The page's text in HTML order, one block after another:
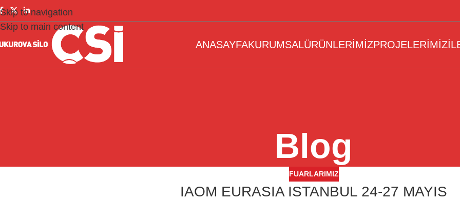
Skip to navigation
Skip to main content
ANASAYFAKURUMSALÜRÜNLERİMİZPROJELERİMİZ
Blog
FUARLARIMIZ
IAOM EURASIA ISTANBUL 24-27 MAYIS